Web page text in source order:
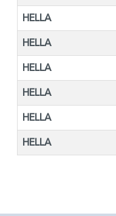
HELLA
HELLA
HELLA
HELLA
HELLA
HELLA